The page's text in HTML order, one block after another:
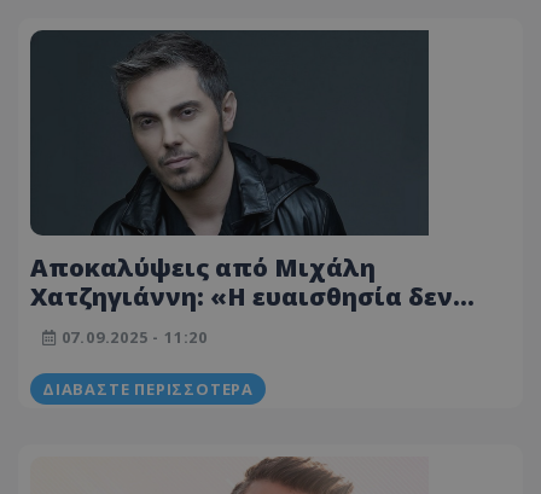
Αποκαλύψεις από Μιχάλη
Χατζηγιάννη: «Η ευαισθησία δεν
είναι εμπόδιο, είναι δύναμη» - Η
επιστροφή στον Λυκαβηττό
07.09.2025 - 11:20
ΔΙΑΒΆΣΤΕ ΠΕΡΙΣΣΌΤΕΡΑ